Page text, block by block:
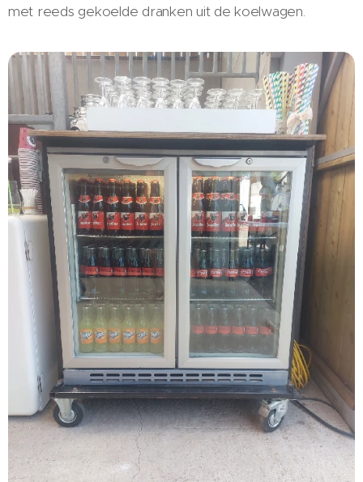
met reeds gekoelde dranken uit de koelwagen.